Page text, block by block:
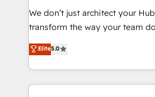
travers le changement, tout en
d’entreprise. Grâce à une méthodologie éprouvée
rapidement vos enjeux et
HubSpot dans votre organisation. Pour
We don’t just architect your
transform the way your team
Elite HubSpot Solutions Partner,
creating tailored, end-to-end
accelerate growth, improve
and ensure faster time to value on
Elite5.0